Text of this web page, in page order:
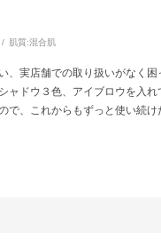
肌質:混合肌
、実店舗での取り扱いがなく困
ャドウ３色、アイブロウを入
で、これからもずっと使い続け